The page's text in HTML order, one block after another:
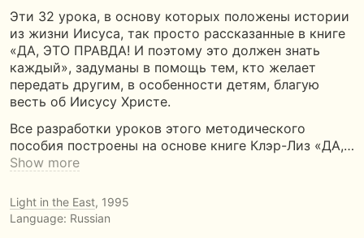
Эти 32 урока, в основу которых положены истории
из жизни Иисуса, так просто рассказанные в книге
«ДА, ЭТО ПРАВДА! И поэтому это должен знать
каждый», задуманы в помощь тем, кто желает
передать другим, в особенности детям, благую
весть об Иисусу Христе.
Все разработки уроков этого методического
пособия построены на основе книге Клэр-Лиз «ДА,…
Show more
Light in the East, 1995
Language: Russian